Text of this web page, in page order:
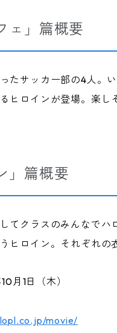
ェ」篇概要
たサッカー部の4人。
ヒロインが登場。楽し
」篇概要
てクラスのみんなで
ヒロイン。それぞれの
月1日（木）
movie/